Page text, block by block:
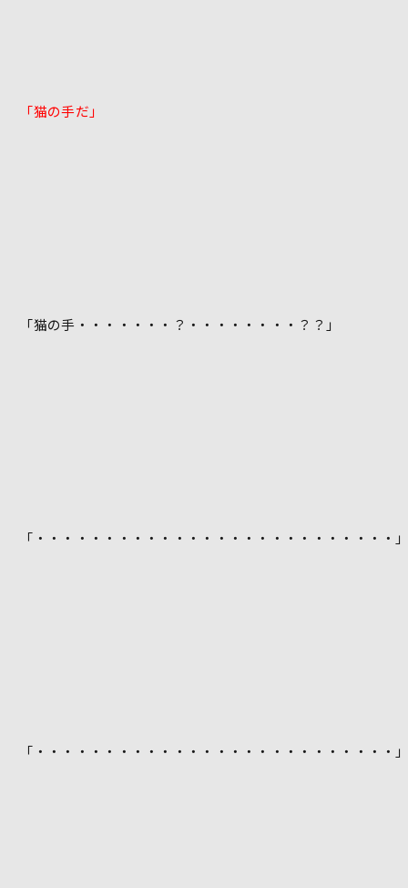
「猫の手だ」
「猫の手・・・・・・・？・・・・・・・・？？」
「・・・・・・・・・・・・・・・・・・・・・・・・・・
「・・・・・・・・・・・・・・・・・・・・・・・・・・